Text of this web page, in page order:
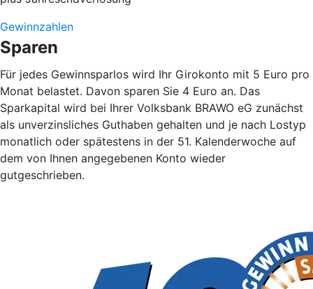
Gewinnzahlen
Sparen
Für jedes Gewinnsparlos wird Ihr Girokonto mit 5 Euro pro
Monat belastet. Davon sparen Sie 4 Euro an. Das
Sparkapital wird bei Ihrer Volksbank BRAWO eG zunächst
als unverzinsliches Guthaben gehalten und je nach Lostyp
monatlich oder spätestens in der 51. Kalenderwoche auf
dem von Ihnen angegebenen Konto wieder
gutgeschrieben.